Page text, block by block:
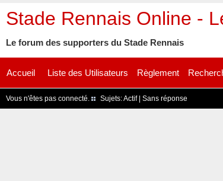
Stade Rennais Online -
Le forum des supporters du Stade Rennais
Accueil Liste des Utilisateurs Règlement
Vous n'êtes pas connecté. Sujets:Actif| Sans réponse